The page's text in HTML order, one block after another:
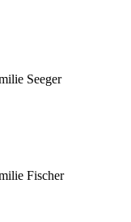
Seeger
Fischer